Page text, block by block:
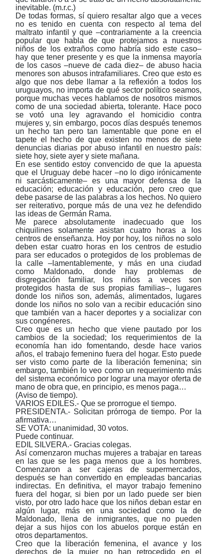
inevitable. (m.r.c.)
De todas formas, sí quiero resaltar algo que a veces
no es tenido en cuenta con respecto al tema del
maltrato infantil y que –contrariamente a la creencia
popular que habla de que protejamos a nuestros
niños de los extraños como habría sido este caso–
hay que tener presente y es que la inmensa mayoría
de los casos –nueve de cada diez– de abuso hacia
menores son abusos intrafamiliares. Creo que esto es
algo que nos debe llamar a la reflexión a todos los
uruguayos, no importa de qué sector político seamos,
porque muchas veces hablamos de nosotros mismos
como de una sociedad abierta, tolerante. Hace poco
se votó una ley agravando el homicidio contra
mujeres y, sin embargo, pocos días después tenemos
un hecho tan pero tan lamentable que pone en el
tapete el hecho de que existen no menos de siete
denuncias diarias por abuso infantil en nuestro país:
siete hoy, siete ayer y siete mañana.
En ese sentido estoy convencido de que la apuesta
que el Uruguay debe hacer –no lo digo irónicamente
ni sarcásticamente– es una mayor defensa de la
educación; educación y educación, pero creo que
debe pasarse de las palabras a los hechos. No quiero
ser reiterativo, porque más de una vez he defendido
las ideas de Germán Rama.
Me parece absolutamente inadecuado que los
chiquilines solamente asistan cuatro horas a los
centros de enseñanza. Hoy por hoy, los niños no solo
deben estar cuatro horas en los centros de estudio
para ser educados o protegidos de los problemas de
la calle ‒lamentablemente, y más en una ciudad
como Maldonado, donde hay problemas de
disgregación familiar, los niños a veces son
protegidos hasta de sus propias familias‒, lugares
donde los niños son, además, alimentados, lugares
donde los niños no solo van a recibir educación sino
que también van a hacer deportes y a socializar con
sus congéneres.
Creo que es un hecho que viene pautado por los
cambios de la sociedad; los requerimientos de la
economía han ido fomentando, desde hace varios
años, el trabajo femenino fuera del hogar. Esto puede
ser visto como parte de la liberación femenina; sin
embargo, también lo veo como un requerimiento más
del sistema económico por lograr una mayor oferta de
mano de obra que, en principio, es menos paga…
(Aviso de tiempo).
VARIOS EDILES.- Que se prorrogue el tiempo.
PRESIDENTA.- Solicitan prórroga de tiempo. Por la
afirmativa…
SE VOTA: unanimidad, 30 votos.
Puede continuar.
EDIL SILVERA.- Gracias colegas.
Así comenzaron muchas mujeres a trabajar en tareas
en las que se les paga menos que a los hombres.
Comenzaron a ser cajeras de supermercados,
después se han convertido en empleadas bancarias
indirectas. En definitiva, el mayor trabajo femenino
fuera del hogar, si bien por un lado puede ser bien
visto, por otro lado hace que los niños deban estar en
algún lugar, más en una sociedad como la de
Maldonado, llena de inmigrantes, que no pueden
dejar a sus hijos con los abuelos porque están en
otros departamentos.
Creo que la liberación femenina, el avance y los
derechos de la mujer no han retrocedido en el